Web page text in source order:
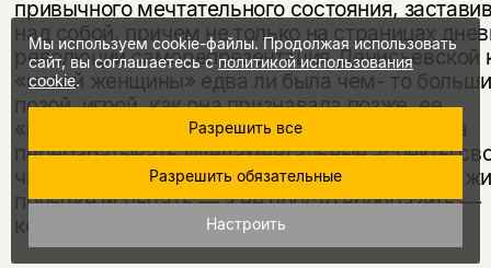
привычного мечтательного состояния,
над собой, причем не только на страницах
революции саморепрезентация Денисьевской
«новой женщины» едва ли была чем- то
позой, игрой, как она признавала позже, ее
«воображения». Но впоследствии она начала
перерабатывать фундаментальные аспекты
частной, профессиональной и общественной
попытке испытать — а не просто вообразить —
коллективистское существование.
Мы используем cookie-файлы. Продолжая использовать
сайт, вы соглашаетесь сполитикой использования
cookie.
Разрешить все
Разрешить обязательные
Настроить